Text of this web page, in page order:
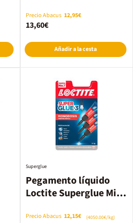
Precio Abacus 12,95€
13,60€
Añadir a la cesta
Pegamento líquido
Loctite Superglue Mini
Superglue
Precio Abacus 12,15€ (4050.00€/kg)